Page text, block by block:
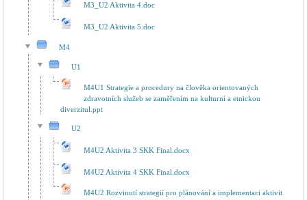
M3_U2 Aktivita 4.doc
M3_U2 Aktivita 5.doc
M4
U1
M4U1 Strategie a procedury na člověka orientovaných
zdravotních služeb se zaměřením na kulturní a etnickou
diverzitul.ppt
U2
M4U2 Aktivita 3 SKK Final.docx
M4U2 Aktivita 4 SKK Final.docx
M4U2 Rozvinutí strategií pro plánování a implementaci aktivit